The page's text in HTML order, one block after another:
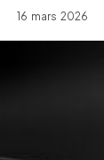
16 mars 2026